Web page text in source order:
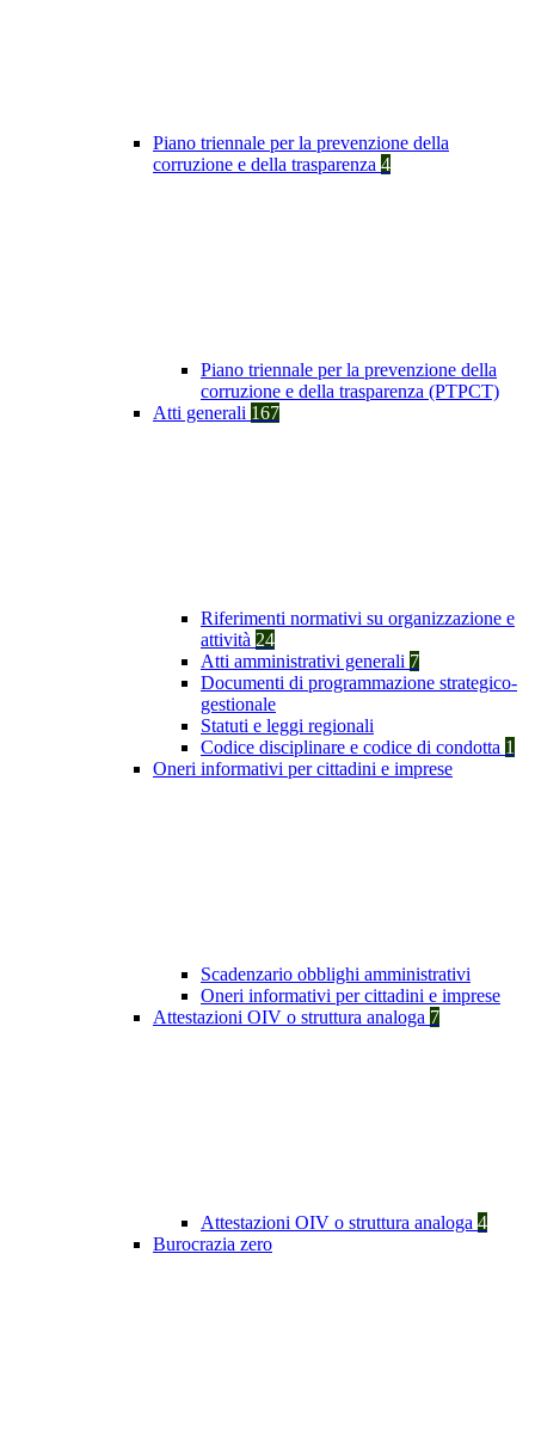
Piano triennale per la prevenzione della
corruzione e della trasparenza 4
Piano triennale per la prevenzione della
corruzione e della trasparenza (PTPCT)
Atti generali 167
Riferimenti normativi su organizzazione e
attività 24
Atti amministrativi generali 7
Documenti di programmazione strategico-
gestionale
Statuti e leggi regionali
Codice disciplinare e codice di condotta 1
Oneri informativi per cittadini e imprese
Scadenzario obblighi amministrativi
Oneri informativi per cittadini e imprese
Attestazioni OIV o struttura analoga 7
Attestazioni OIV o struttura analoga 4
Burocrazia zero